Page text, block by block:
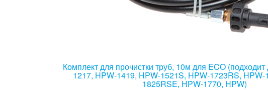
Комплект для прочистки труб, 10м для ECO
1217, HPW-1419, HPW-1521S, HPW-1723RS,
1825RSE, HPW-1770, HPW)